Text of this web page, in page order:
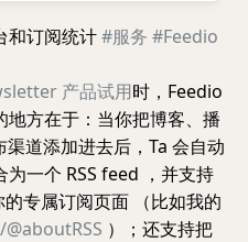
和订阅统计#服务 #Feedio
产品试用时，Feedio
地方在于：当你把博客、播
道添加进去后，Ta 会自动
一个 RSS feed ，并支持
专属订阅页面 （比如我的
）；还支持把